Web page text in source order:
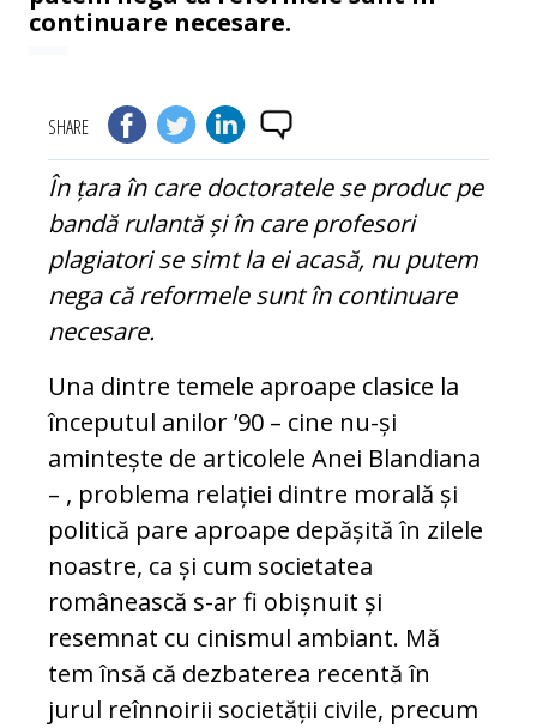
continuare necesare.
SHARE
În țara în care doctoratele se produc pe
bandă rulantă și în care profesori
plagiatori se simt la ei acasă, nu putem
nega că reformele sunt în continuare
necesare.
Una dintre temele aproape cla­sice la
începutul anilor ’90 – cine nu-și
amintește de ar­ti­co­lele Anei Blandiana
– , pro­ble­ma relației dintre morală și
po­litică pare aproape depășită în zilele
noas­tre, ca și cum societatea
românească s-ar fi obișnuit și
resemnat cu cinismul am­bi­ant. Mă
tem însă că dezbaterea recentă în
jurul reînnoirii societății civile, precum